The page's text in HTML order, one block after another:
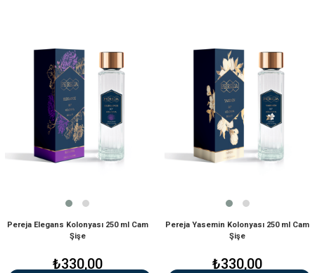
Pereja Elegans Kolonyası 250 ml Cam
Şişe
₺330,00
Pereja Yasemin Kolonyası 250 ml Cam
Şişe
₺330,00